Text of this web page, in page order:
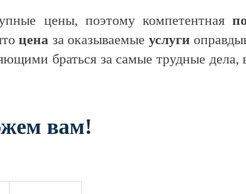
цены, поэтому компетентная
цена за оказываемые услуги
браться за самые трудные дела,
вам!